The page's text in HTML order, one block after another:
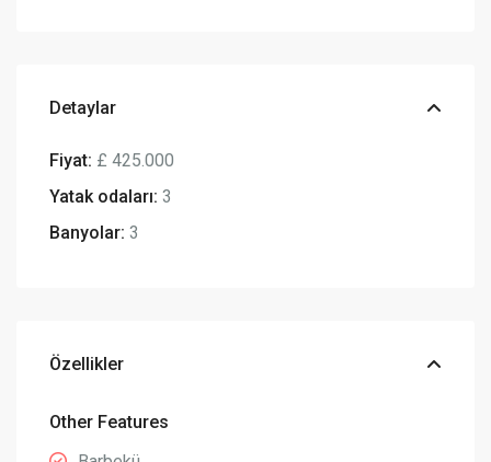
Detaylar
Fiyat: £ 425.000
Yatak odaları: 3
Banyolar: 3
Özellikler
Other Features